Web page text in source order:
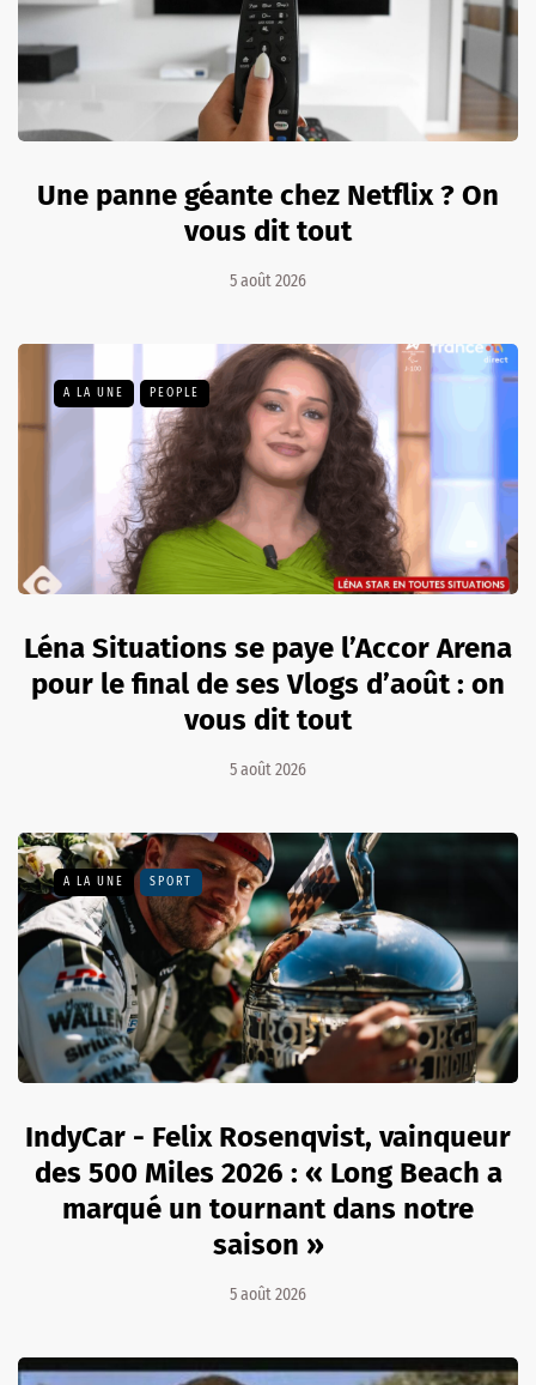
Une panne géante chez Netflix ? On
vous dit tout
5 août 2026
A LA UNE PEOPLE
Léna Situations se paye l’Accor Arena
pour le final de ses Vlogs d’août : on
vous dit tout
5 août 2026
A LA UNE SPORT
IndyCar - Felix Rosenqvist, vainqueur
des 500 Miles 2026 : « Long Beach a
marqué un tournant dans notre
saison »
5 août 2026